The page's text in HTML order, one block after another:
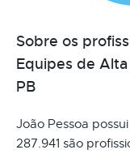
Sobre os
Equipes de
PB
João Pessoa
287.941 são